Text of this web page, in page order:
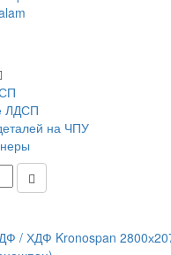
ЛДСП
на ЧПУ
/ ХДФ Kronospan